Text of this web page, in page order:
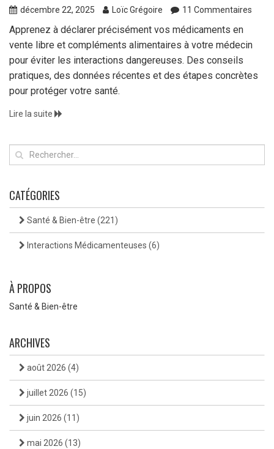
décembre 22, 2025 Loïc Grégoire 11 Commentaires
Apprenez à déclarer précisément vos médicaments en
vente libre et compléments alimentaires à votre médecin
pour éviter les interactions dangereuses. Des conseils
pratiques, des données récentes et des étapes concrètes
pour protéger votre santé.
Lire la suite
CATÉGORIES
Santé & Bien-être (221)
Interactions Médicamenteuses (6)
À PROPOS
Santé & Bien-être
ARCHIVES
août 2026 (4)
juillet 2026 (15)
juin 2026 (11)
mai 2026 (13)